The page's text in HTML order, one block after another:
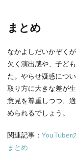
まとめ
なかよしだいかぞく
欠く演出感や、子ど
た。やらせ疑惑につ
取り方に大きな差が
意見を尊重しつつ、
められるでしょう。
関連記事： YouTuber
まとめ